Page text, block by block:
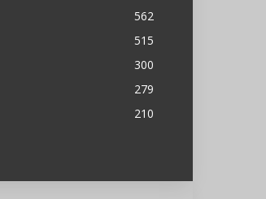
562
515
300
279
210